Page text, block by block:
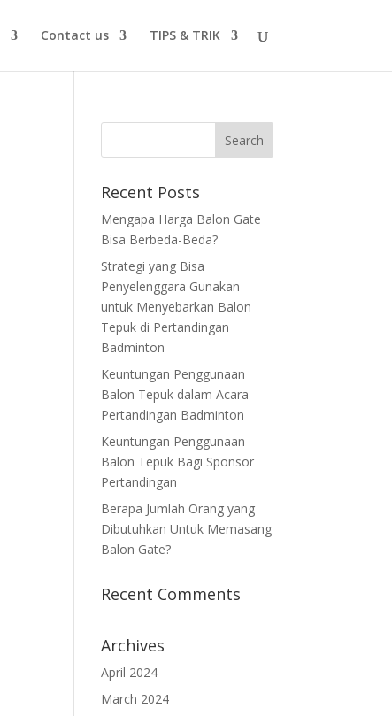
Contact us TIPS & TRIK
Recent Posts
Mengapa Harga Balon Gate
Bisa Berbeda-Beda?
Strategi yang Bisa
Penyelenggara Gunakan
untuk Menyebarkan Balon
Tepuk di Pertandingan
Badminton
Keuntungan Penggunaan
Balon Tepuk dalam Acara
Pertandingan Badminton
Keuntungan Penggunaan
Balon Tepuk Bagi Sponsor
Pertandingan
Berapa Jumlah Orang yang
Dibutuhkan Untuk Memasang
Balon Gate?
Recent Comments
Archives
April 2024
March 2024